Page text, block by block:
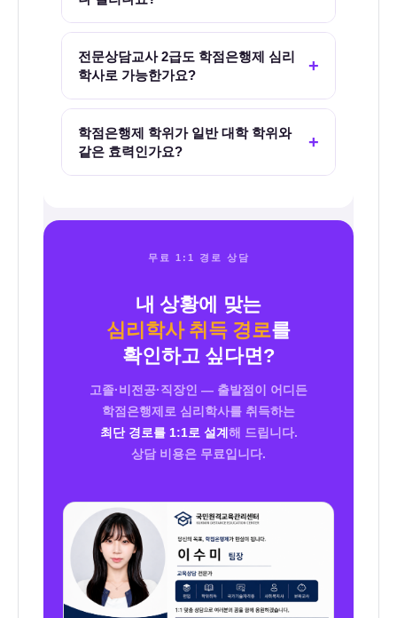
야에서 1년 이상 실습수련 또는 2년 이상 실
무 종사 이력이 추가로 필요합니다. 학위는
응시의 문을 여는 첫 번째 열쇠입니다.
수하면 됩니다. 학기당 최대 24학점이므로
이미 4년제 학사가 있으므로 140학점 총점
조건은 면제되고 심리학 전공 학점만 채우면
됩니다.
전문상담교사 2급도 학점은행제 심리
학사로 가능한가요?
+
문상담교사 양성과정에 입학하는 방식으로
학점은행제 학위가 일반 대학 학위와
같은 효력인가요?
+
제도로, 국가평생교육진흥원 명의로 발급되
법적 효력을 가집니다. 임상심리사, 청소년
하게 인정됩니다.
무료 1:1 경로 상담
내 상황에 맞는
심리학사 취득 경로를
확인하고 싶다면?
고졸·비전공·직장인 — 출발점이 어디든
학점은행제로 심리학사를 취득하는
최단 경로를 1:1로 설계 해 드립니다.
상담 비용은 무료입니다.